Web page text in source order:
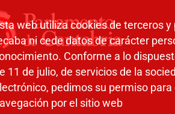
web utiliza cookies de terceros
ni cede datos de carácter
Conforme a lo
11 de julio, de servicios de la
pedimos su permiso
por el sitio web